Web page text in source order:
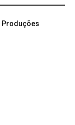
Produções